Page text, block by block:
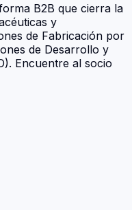
B2B que cierra la
y
de Fabricación por
de Desarrollo y
Encuentre al socio